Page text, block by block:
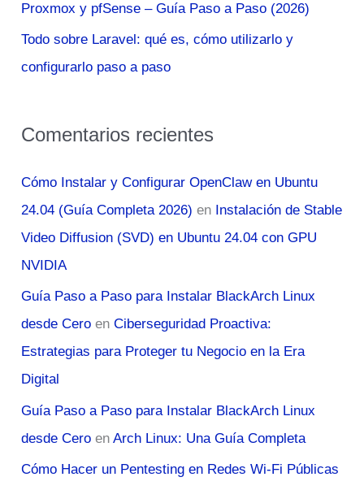
Proxmox y pfSense – Guía Paso a Paso (2026)
Todo sobre Laravel: qué es, cómo utilizarlo y
configurarlo paso a paso
Comentarios recientes
Cómo Instalar y Configurar OpenClaw en Ubuntu
24.04 (Guía Completa 2026) en Instalación de Stable
Video Diffusion (SVD) en Ubuntu 24.04 con GPU
NVIDIA
Guía Paso a Paso para Instalar BlackArch Linux
desde Cero enCiberseguridad Proactiva:
Estrategias para Proteger tu Negocio en la Era
Digital
Guía Paso a Paso para Instalar BlackArch Linux
desde Cero enArch Linux: Una Guía Completa
Cómo Hacer un Pentesting en Redes Wi-Fi Públicas